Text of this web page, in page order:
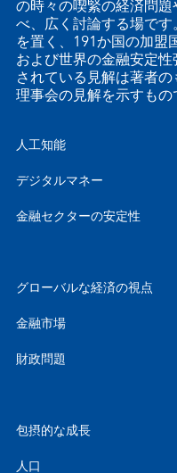
の時々の喫緊の経済問
べ、広く討論する場で
を置く、191か国の加盟
および世界の金融安定
されている見解は著者
理事会の見解を示すもの
人工知能
デジタルマネー
金融セクターの安定性
グローバルな経済の視点
金融市場
財政問題
包摂的な成長
人口